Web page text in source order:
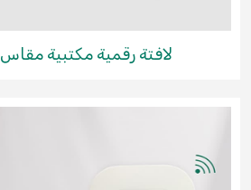
لافتة رقمية مكتبية مقاس 15.6 بوصة